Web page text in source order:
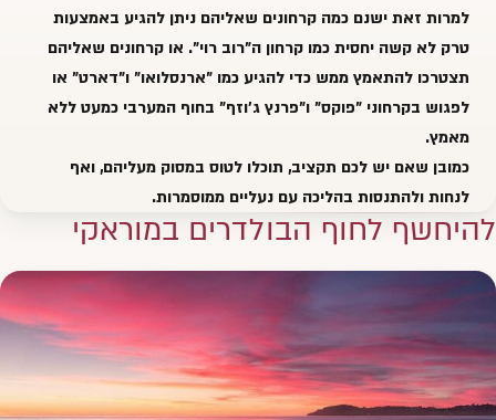
למרות זאת ישנם כמה קרחונים שאליהם ניתן להגיע באמצעות
טרק לא קשה יחסית כמו קרחון ה"רוב רוי". או קרחונים שאליהם
תצטרכו להתאמץ ממש כדי להגיע כמו "ארנסלואו" ו"דארט" או
לפגוש בקרחוני "פוקס" ו"פרנץ ג'וזף" בחוף המערבי כמעט ללא
מאמץ.
כמובן שאם יש לכם תקציב, תוכלו לטוס במסוק מעליהם, ואף
לנחות ולהתנסות בהליכה עם נעליים ממוסמרות.
להיחשף לחוף הבולדרים במוראקי